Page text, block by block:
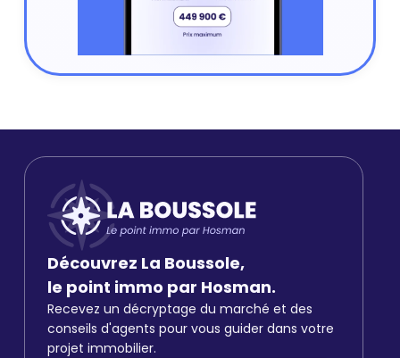
Découvrez La Boussole,
le point immo par Hosman.
Recevez un décryptage du marché et des
conseils d'agents pour vous guider dans votre
projet immobilier.